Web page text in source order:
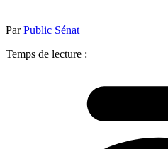
ParPublic Sénat
Temps de lecture :